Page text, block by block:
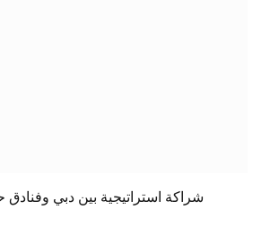
شراكة استراتيجية بين دبي وفنادق